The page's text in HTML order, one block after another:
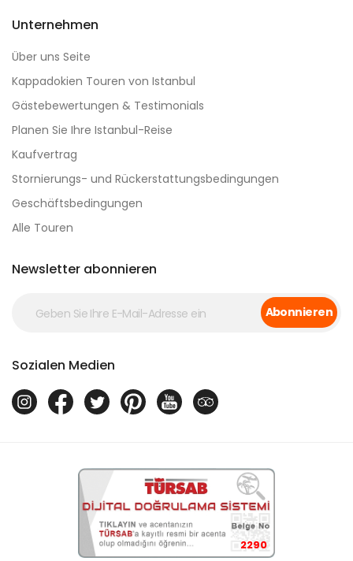
Unternehmen
Über uns Seite
Kappadokien Touren von Istanbul
Gästebewertungen & Testimonials
Planen Sie Ihre Istanbul-Reise
Kaufvertrag
Stornierungs- und Rückerstattungsbedingungen
Geschäftsbedingungen
Alle Touren
Newsletter abonnieren
Abonnieren
Sozialen Medien
2290